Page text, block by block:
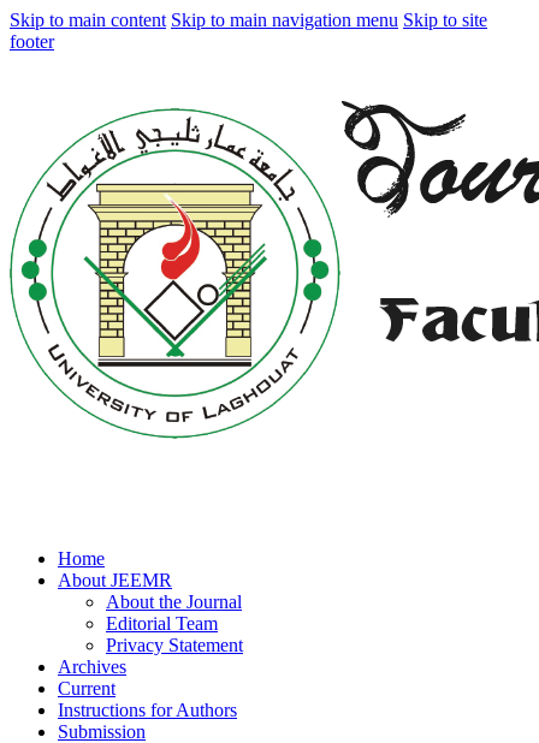
Skip to main content Skip to main navigation menu Skip to site
footer
Home
About JEEMR
About the Journal
Editorial Team
Privacy Statement
Archives
Current
Instructions for Authors
Submission